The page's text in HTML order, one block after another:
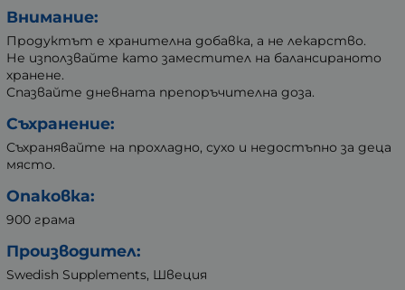
Внимание:
Продуктът е хранителна добавка, а не лекарство.
Не използвайте като заместител на балансираното
хранене.
Спазвайте дневната препоръчителна доза.
Съхранение:
Съхранявайте на прохладно, сухо и недостъпно за деца
място.
Опаковка:
900 грама
Производител:
Swedish Supplements, Швеция